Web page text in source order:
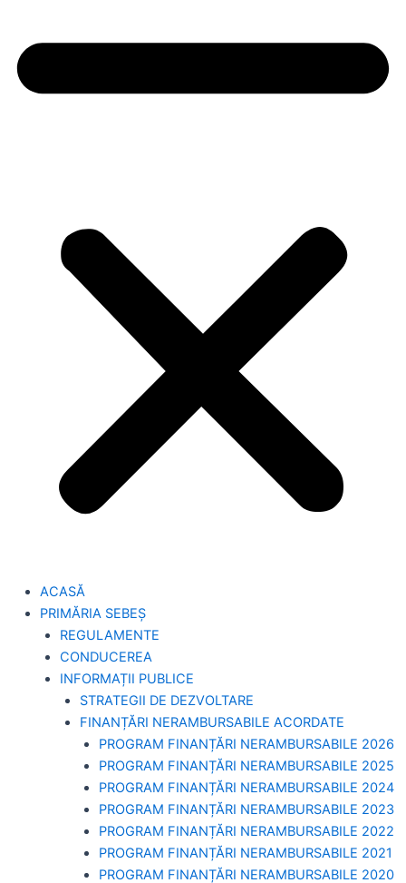
ACASĂ
PRIMĂRIA SEBEȘ
REGULAMENTE
CONDUCEREA
INFORMAȚII PUBLICE
STRATEGII DE DEZVOLTARE
FINANȚĂRI NERAMBURSABILE ACORDATE
PROGRAM FINANȚĂRI NERAMBURSABILE 2026
PROGRAM FINANȚĂRI NERAMBURSABILE 2025
PROGRAM FINANȚĂRI NERAMBURSABILE 2024
PROGRAM FINANȚĂRI NERAMBURSABILE 2023
PROGRAM FINANȚĂRI NERAMBURSABILE 2022
PROGRAM FINANȚĂRI NERAMBURSABILE 2021
PROGRAM FINANȚĂRI NERAMBURSABILE 2020